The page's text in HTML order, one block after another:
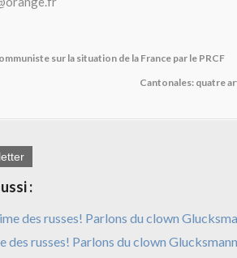
sur la situation de la France par le PRCF
Cantonales: quatre
:
des russes! Parlons du clown Glucksmann